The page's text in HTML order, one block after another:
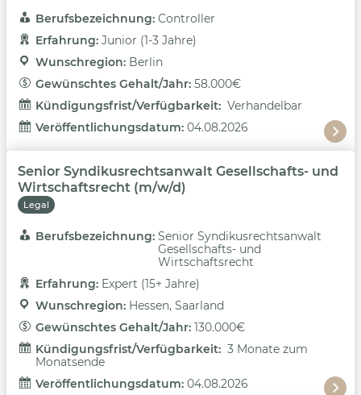
Berufsbezeichnung: Controller
Erfahrung: Junior (1-3 Jahre)
Wunschregion: Berlin
Gewünschtes Gehalt/Jahr: 58.000€
Kündigungsfrist/Verfügbarkeit: Verhandelbar
Veröffentlichungsdatum: 04.08.2026
Senior Syndikusrechtsanwalt Gesellschafts- und
Wirtschaftsrecht (m/w/d)
Legal
Berufsbezeichnung: Senior Syndikusrechtsanwalt
Gesellschafts- und
Wirtschaftsrecht
Erfahrung: Expert (15+ Jahre)
Wunschregion: Hessen, Saarland
Gewünschtes Gehalt/Jahr: 130.000€
Kündigungsfrist/Verfügbarkeit: 3 Monate zum
Monatsende
Veröffentlichungsdatum: 04.08.2026